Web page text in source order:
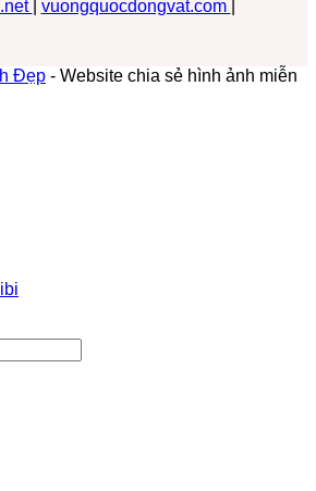
vuongquocdongvat.com
Đẹp - Website chia sẻ hình ảnh miễn